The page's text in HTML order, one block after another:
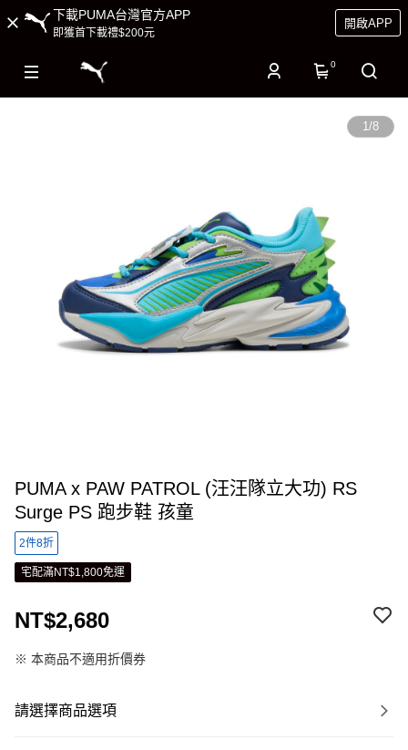
下載PUMA台灣官方APP
即獲首下載禮$200元
開啟APP
0
1/8
PUMA x PAW PATROL (汪汪隊立大功) RS
Surge PS 跑步鞋 孩童
2件8折
宅配滿NT$1,800免運
NT$2,680
※ 本商品不適用折價券
請選擇商品選項